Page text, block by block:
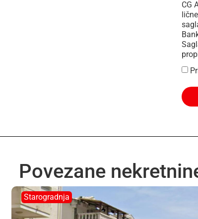
CG
Povezane
Starogradnja